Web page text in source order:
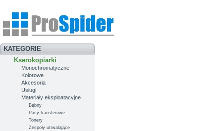
KATEGORIE
Kserokopiarki
Monochromatyczne
Kolorowe
Akcesoria
Usługi
Materiały eksploatacyjne
Bębny
Pasy transferowe
Tonery
Zespoły utrwalające